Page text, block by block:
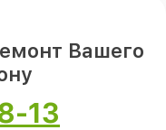
Вашего
13